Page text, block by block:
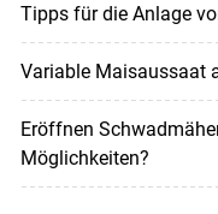
Tipps für die Anlage
Variable Maisaussaat
Eröffnen
Möglichkeiten?